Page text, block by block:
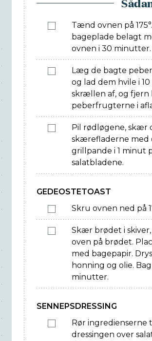
Tænd ovnen på
bageplade belagt
ovnen i 30 minutter.
Læg de bagte
og lad dem hvile i
skrællen af, og
peberfrugterne i
Pil rødløgene, skær
skærefladerne med
grillpande i 1 minut
salatbladene.
GEDEOSTETOAST
Skru ovnen ned på
Skær brødet i
oven på brødet.
med bagepapir.
honning og olie.
minutter.
SENNEPSDRESSING
Rør ingredienserne
dressingen over